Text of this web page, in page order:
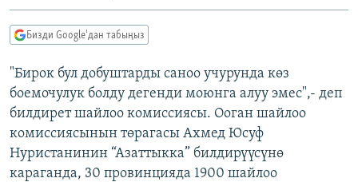
ДАНИСТЕ
ЭЖЕ-СИҢДИЛЕР
АЗАТТЫК+
ЫҢГАЙСЫЗ СУРООЛОР
Русский
ОНЛАЙН ШЕРИНЕ
Бизди Google'дан табыңыз
"Бирок бул добуштарды саноо учурунда көз
боемочулук болду дегенди моюнга алуу эмес",- деп
билдирет шайлоо комиссиясы. Ооган шайлоо
комиссиясынын төрагасы Ахмед Юсуф
Нуристанинин “Азаттыкка” билдирүүсүнө
караганда, 30 провинцияда 1900 шайлоо